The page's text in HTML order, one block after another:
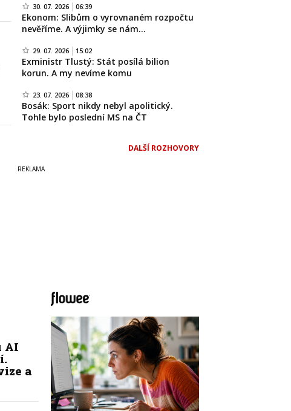
30. 07. 2026 06:39
Ekonom: Slibům o vyrovnaném rozpočtu
nevěříme. A výjimky se nám…
29. 07. 2026 15:02
Exministr Tlustý: Stát posílá bilion
korun. A my nevíme komu
23. 07. 2026 08:38
Bosák: Sport nikdy nebyl apolitický.
Tohle bylo poslední MS na ČT
DALŠÍ ROZHOVORY
AI
a